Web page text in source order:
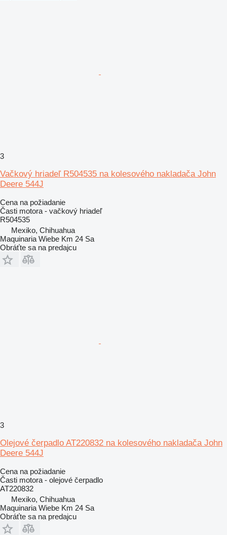
3
Vačkový hriadeľ R504535 na kolesového nakladača John
Deere 544J
Cena na požiadanie
Časti motora - vačkový hriadeľ
R504535
Mexiko, Chihuahua
Maquinaria Wiebe Km 24 Sa
Obráťte sa na predajcu
3
Olejové čerpadlo AT220832 na kolesového nakladača John
Deere 544J
Cena na požiadanie
Časti motora - olejové čerpadlo
AT220832
Mexiko, Chihuahua
Maquinaria Wiebe Km 24 Sa
Obráťte sa na predajcu